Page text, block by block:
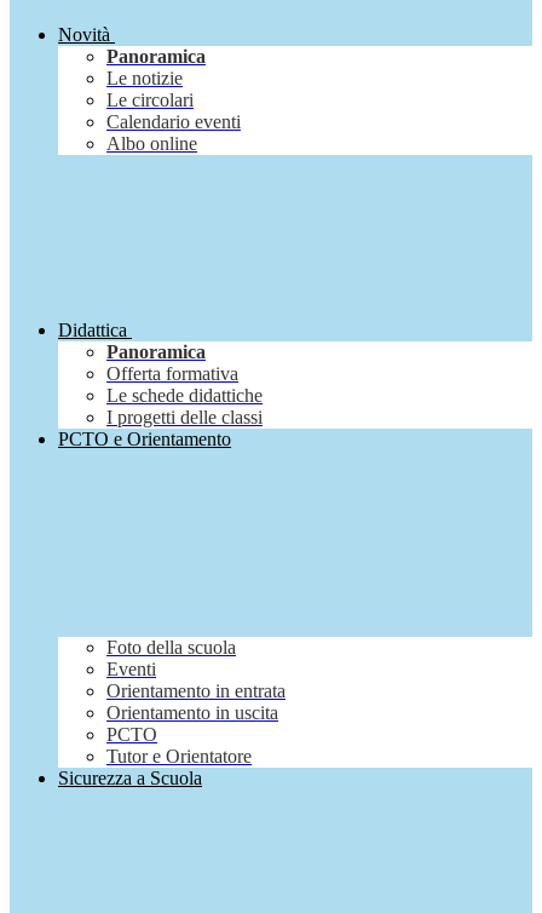
Novità
Panoramica
Le notizie
Le circolari
Calendario eventi
Albo online
Didattica
Panoramica
Offerta formativa
Le schede didattiche
I progetti delle classi
PCTO e Orientamento
Foto della scuola
Eventi
Orientamento in entrata
Orientamento in uscita
PCTO
Tutor e Orientatore
Sicurezza a Scuola